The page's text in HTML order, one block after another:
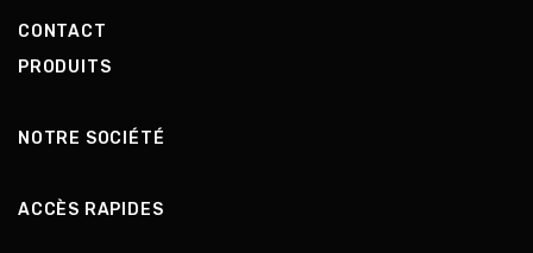
CONTACT
PRODUITS
NOTRE SOCIÉTÉ
ACCÈS RAPIDES